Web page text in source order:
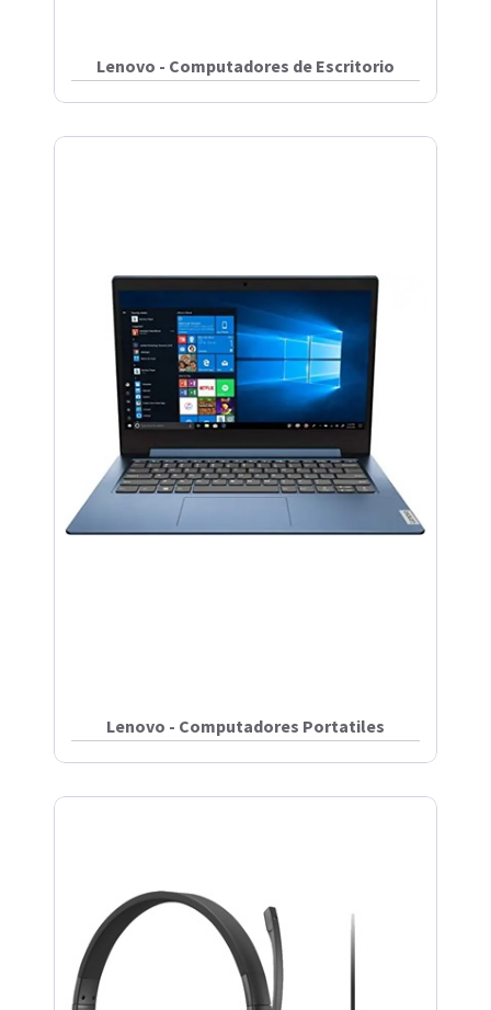
Lenovo - Computadores de Escritorio
Lenovo - Computadores Portatiles